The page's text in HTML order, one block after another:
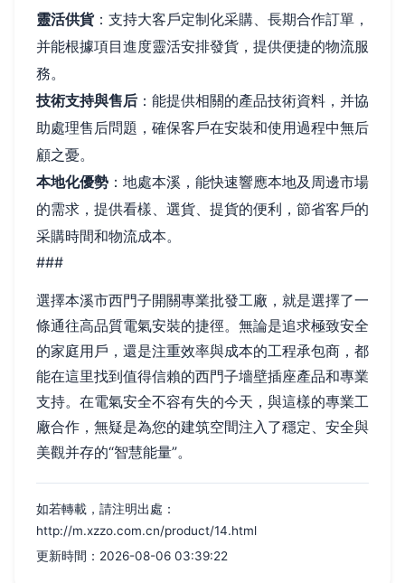
靈活供貨：支持大客戶定制化采購、長期合作訂單，
并能根據項目進度靈活安排發貨，提供便捷的物流服
務。
技術支持與售后 ：能提供相關的產品技術資料，并協
助處理售后問題，確保客戶在安裝和使用過程中無后
顧之憂。
本地化優勢 ：地處本溪，能快速響應本地及周邊市場
的需求，提供看樣、選貨、提貨的便利，節省客戶的
采購時間和物流成本。
###
選擇本溪市西門子開關專業批發工廠，就是選擇了一
條通往高品質電氣安裝的捷徑。無論是追求極致安全
的家庭用戶，還是注重效率與成本的工程承包商，都
能在這里找到值得信賴的西門子墻壁插座產品和專業
支持。在電氣安全不容有失的今天，與這樣的專業工
廠合作，無疑是為您的建筑空間注入了穩定、安全與
美觀并存的“智慧能量”。
如若轉載，請注明出處：
http://m.xzzo.com.cn/product/14.html
更新時間：2026-08-06 03:39:22